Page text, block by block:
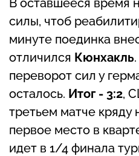
В оставшееся время
силы, чтоб
минуте поединка
отличился Кюнхакль
переворот сил у
осталось. Итог - 3:2,
третьем матче кряду
первое место в
идет в 1/4 финала